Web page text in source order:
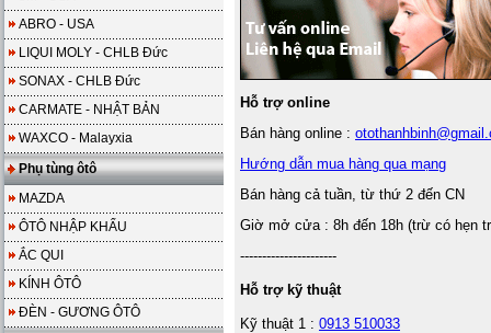
ABRO - USA
LIQUI MOLY - CHLB Đức
SONAX - CHLB Đức
CARMATE - NHẬT BẢN
WAXCO - Malayxia
Phụ tùng ôtô
MAZDA
ÔTÔ NHẬP KHẨU
ẮC QUI
KÍNH ÔTÔ
ĐÈN - GƯƠNG ÔTÔ
Hỗ trợ online
Bán hàng online :
Hướng dẫn mua hàng qua mạng
Bán hàng cả tuần, từ thứ 2 đến CN
Giờ mở cửa : 8h đến 18h (trừ có hẹn
----------------------
Hỗ trợ kỹ thuật
Kỹ thuật 1 : 0913 510033